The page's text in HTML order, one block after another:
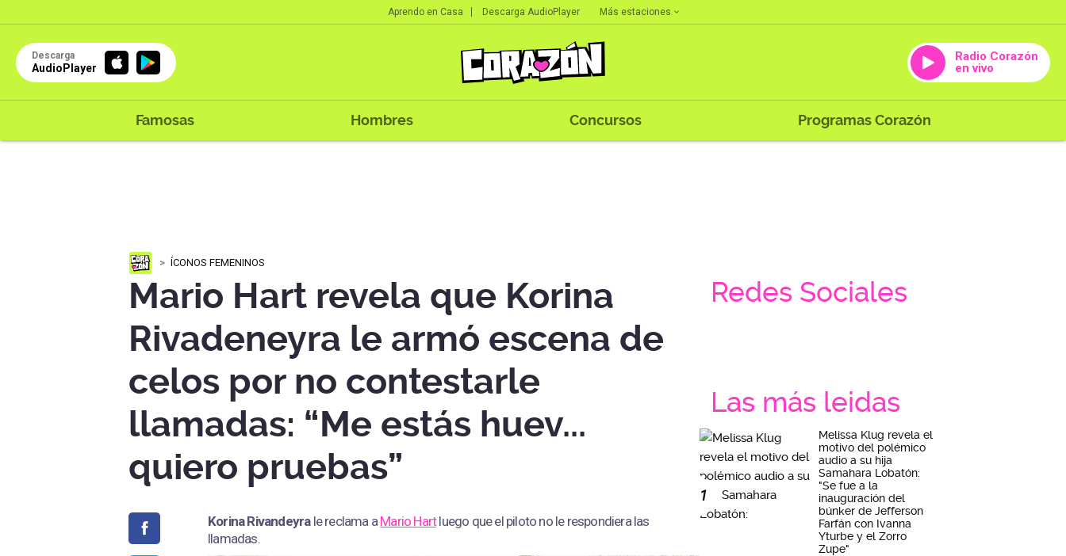
Aprendo en Casa Descarga AudioPlayer Más estaciones
Descarga
AudioPlayer
Radio Corazón
en vivo
Famosas Hombres Concursos Programas Corazón
ÍCONOS FEMENINOS
Mario Hart revela que Korina
Rivadeneyra le armó escena de
celos por no contestarle
llamadas: “Me estás huev...
quiero pruebas”
Korina Rivandeyra le reclama a Mario Hartluego que el piloto no le respondiera las
llamadas.
Redes Sociales
Las más leidas
1
Melissa Klug revela el
motivo del polémico
audio a su hija
Samahara Lobatón:
"Se fue a la
inauguración del
búnker de Jefferson
Farfán con Ivanna
Yturbe y el Zorro
Zupe"